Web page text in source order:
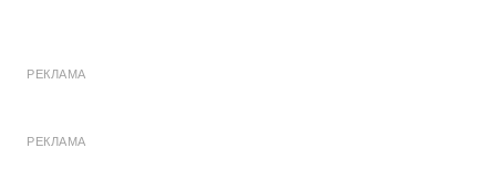
РЕКЛАМА
РЕКЛАМА